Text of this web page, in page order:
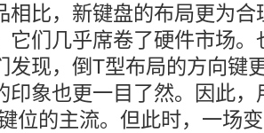
相比，新键盘的布局更为
它们几乎席卷了硬件市场
发现，倒T型布局的方向键
印象也更一目了然。因此，
位的主流。但此时，一场